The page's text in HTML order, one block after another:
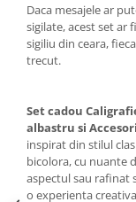
Daca mesajele ar
sigilate, acest set ar
sigiliu din ceara,
trecut.
Set cadou
albastru si
inspirat din stilul
bicolora, cu nuante
aspectul sau rafinat
o experienta